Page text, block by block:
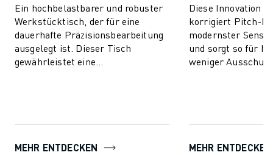
FALLBEISPIELE
LÖSUNGEN
BRANCHEN
ALLE BRANCHEN
ELEKTRONIK
LEBENSMITTEL UND GETRÄNKE
Ein hochbelastbarer und robuster
Werkstücktisch, der für eine
dauerhafte Präzisionsbearbeitung
ausgelegt ist. Dieser Tisch
gewährleistet eine
MEHR ENTDECKEN
Diese Innovation
korrigiert Pitch-
modernster
und sorgt so für
weniger
MEHR ENTDECKEN